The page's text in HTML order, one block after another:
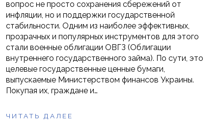
вопрос не просто сохранения сбережений от
инфляции, но и поддержки государственной
стабильности. Одним из наиболее эффективных,
прозрачных и популярных инструментов для этого
стали военные облигации ОВГЗ (Облигации
внутреннего государственного займа). По сути, это
целевые государственные ценные бумаги,
выпускаемые Министерством финансов Украины.
Покупая их, граждане и…
ЧИТАТЬ ДАЛЕЕ